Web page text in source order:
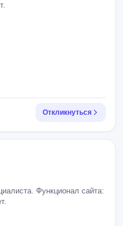
Откликнуться
Функционал сайта: